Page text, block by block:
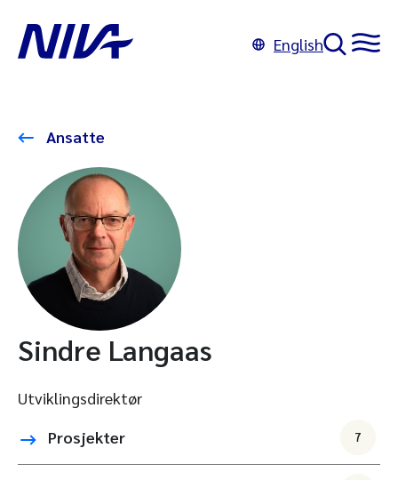
English
Ansatte
Sindre Langaas
Utviklingsdirektør
Prosjekter
7